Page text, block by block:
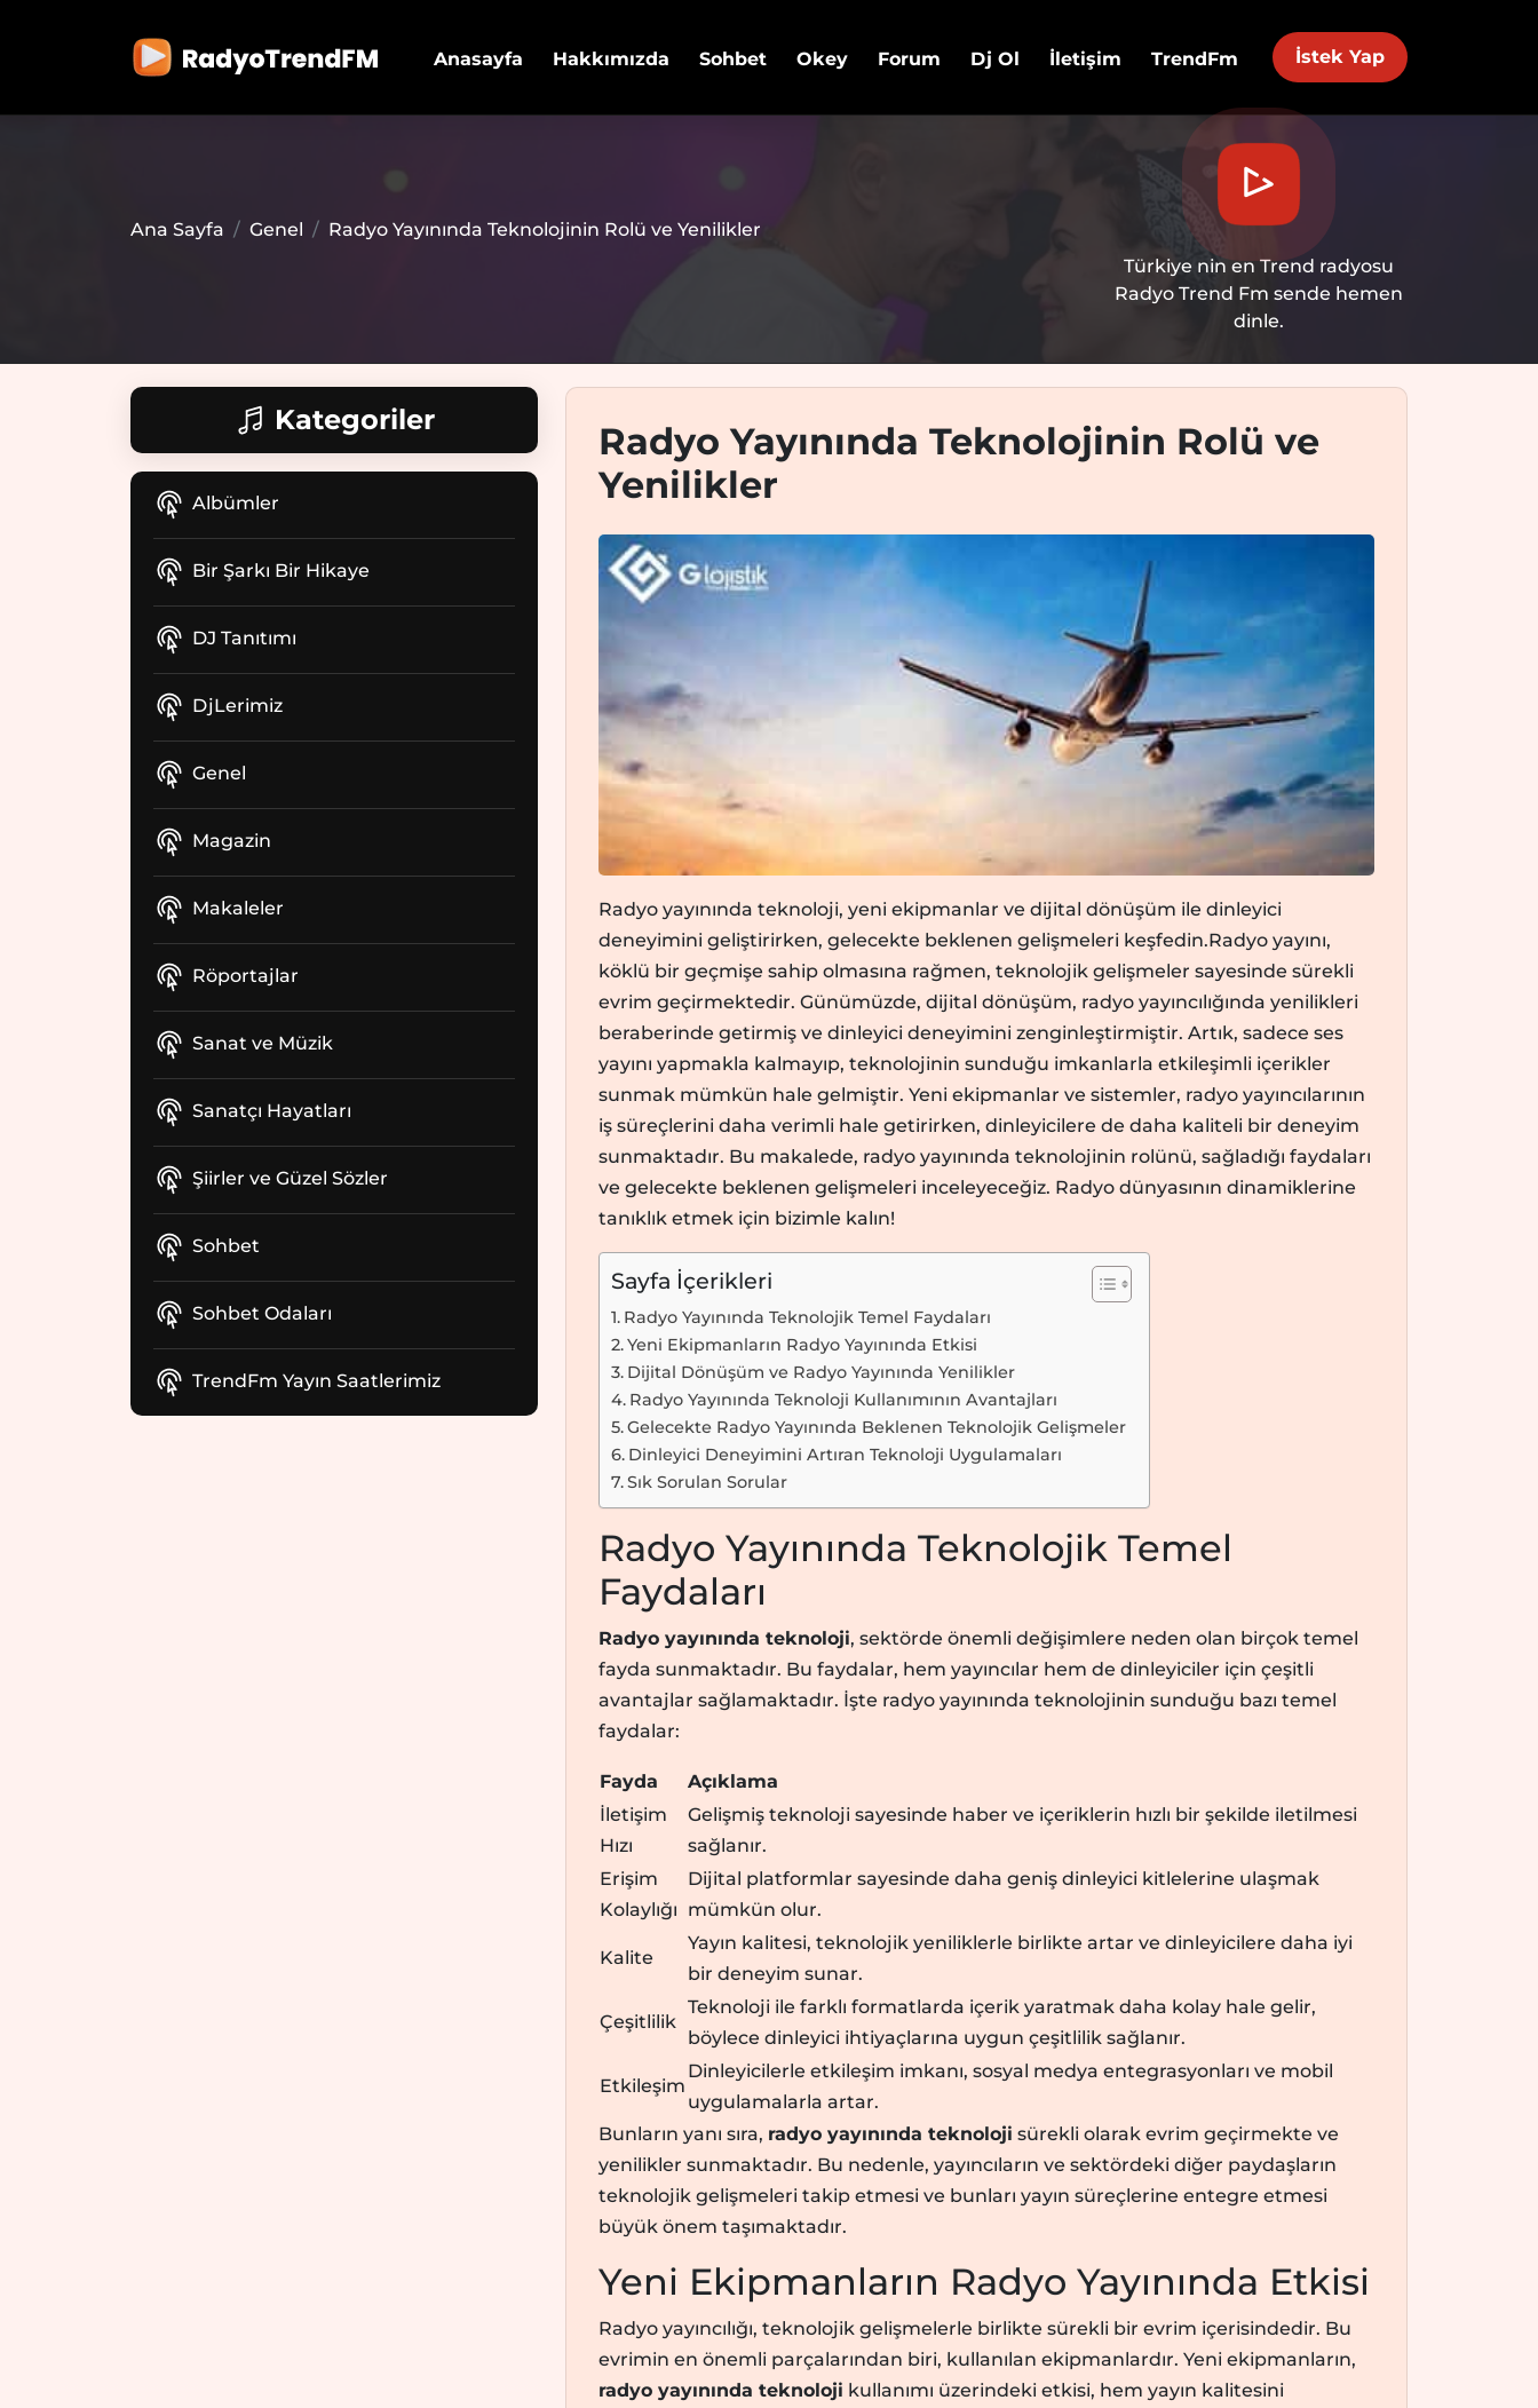
Anasayfa Hakkımızda Sohbet Okey Forum Dj Ol İletişim TrendFm İstek Yap
Ana Sayfa Genel
Radyo Yayınında Teknolojinin Rolü ve Yenilikler
Türkiye nin en Trend radyosu
Radyo Trend Fm sende hemen
dinle.
Radyo Yayınında Teknolojinin Rolü ve
Yenilikler
Radyo yayınında teknoloji, yeni ekipmanlar ve dijital dönüşüm ile dinleyici
deneyimini geliştirirken, gelecekte beklenen gelişmeleri keşfedin.Radyo yayını,
köklü bir geçmişe sahip olmasına rağmen, teknolojik gelişmeler sayesinde sürekli
evrim geçirmektedir. Günümüzde, dijital dönüşüm, radyo yayıncılığında yenilikleri
beraberinde getirmiş ve dinleyici deneyimini zenginleştirmiştir. Artık, sadece ses
yayını yapmakla kalmayıp, teknolojinin sunduğu imkanlarla etkileşimli içerikler
sunmak mümkün hale gelmiştir. Yeni ekipmanlar ve sistemler, radyo yayıncılarının
iş süreçlerini daha verimli hale getirirken, dinleyicilere de daha kaliteli bir deneyim
sunmaktadır. Bu makalede, radyo yayınında teknolojinin rolünü, sağladığı faydaları
ve gelecekte beklenen gelişmeleri inceleyeceğiz. Radyo dünyasının dinamiklerine
tanıklık etmek için bizimle kalın!
Sayfa İçerikleri
Radyo Yayınında Teknolojik Temel Faydaları
Yeni Ekipmanların Radyo Yayınında Etkisi
Dijital Dönüşüm ve Radyo Yayınında Yenilikler
Radyo Yayınında Teknoloji Kullanımının Avantajları
Gelecekte Radyo Yayınında Beklenen Teknolojik Gelişmeler
Dinleyici Deneyimini Artıran Teknoloji Uygulamaları
Sık Sorulan Sorular
Radyo Yayınında Teknolojik Temel
Faydaları
Radyo yayınında teknoloji, sektörde önemli değişimlere neden olan birçok temel
fayda sunmaktadır. Bu faydalar, hem yayıncılar hem de dinleyiciler için çeşitli
avantajlar sağlamaktadır. İşte radyo yayınında teknolojinin sunduğu bazı temel
faydalar:
Fayda
Açıklama
İletişim
Hızı
Gelişmiş teknoloji sayesinde haber ve içeriklerin hızlı bir şekilde iletilmesi
sağlanır.
Erişim
Kolaylığı
Dijital platformlar sayesinde daha geniş dinleyici kitlelerine ulaşmak
mümkün olur.
Kalite
Yayın kalitesi, teknolojik yeniliklerle birlikte artar ve dinleyicilere daha iyi
bir deneyim sunar.
Çeşitlilik
Teknoloji ile farklı formatlarda içerik yaratmak daha kolay hale gelir,
böylece dinleyici ihtiyaçlarına uygun çeşitlilik sağlanır.
Etkileşim
Dinleyicilerle etkileşim imkanı, sosyal medya entegrasyonları ve mobil
uygulamalarla artar.
Bunların yanı sıra, radyo yayınında teknoloji sürekli olarak evrim geçirmekte ve
yenilikler sunmaktadır. Bu nedenle, yayıncıların ve sektördeki diğer paydaşların
teknolojik gelişmeleri takip etmesi ve bunları yayın süreçlerine entegre etmesi
büyük önem taşımaktadır.
Yeni Ekipmanların Radyo Yayınında Etkisi
Radyo yayıncılığı, teknolojik gelişmelerle birlikte sürekli bir evrim içerisindedir. Bu
evrimin en önemli parçalarından biri, kullanılan ekipmanlardır. Yeni ekipmanların,
radyo yayınında teknoloji kullanımı üzerindeki etkisi, hem yayın kalitesini
Kategoriler
Albümler
Bir Şarkı Bir Hikaye
DJ Tanıtımı
DjLerimiz
Genel
Magazin
Makaleler
Röportajlar
Sanat ve Müzik
Sanatçı Hayatları
Şiirler ve Güzel Sözler
Sohbet
Sohbet Odaları
TrendFm Yayın Saatlerimiz